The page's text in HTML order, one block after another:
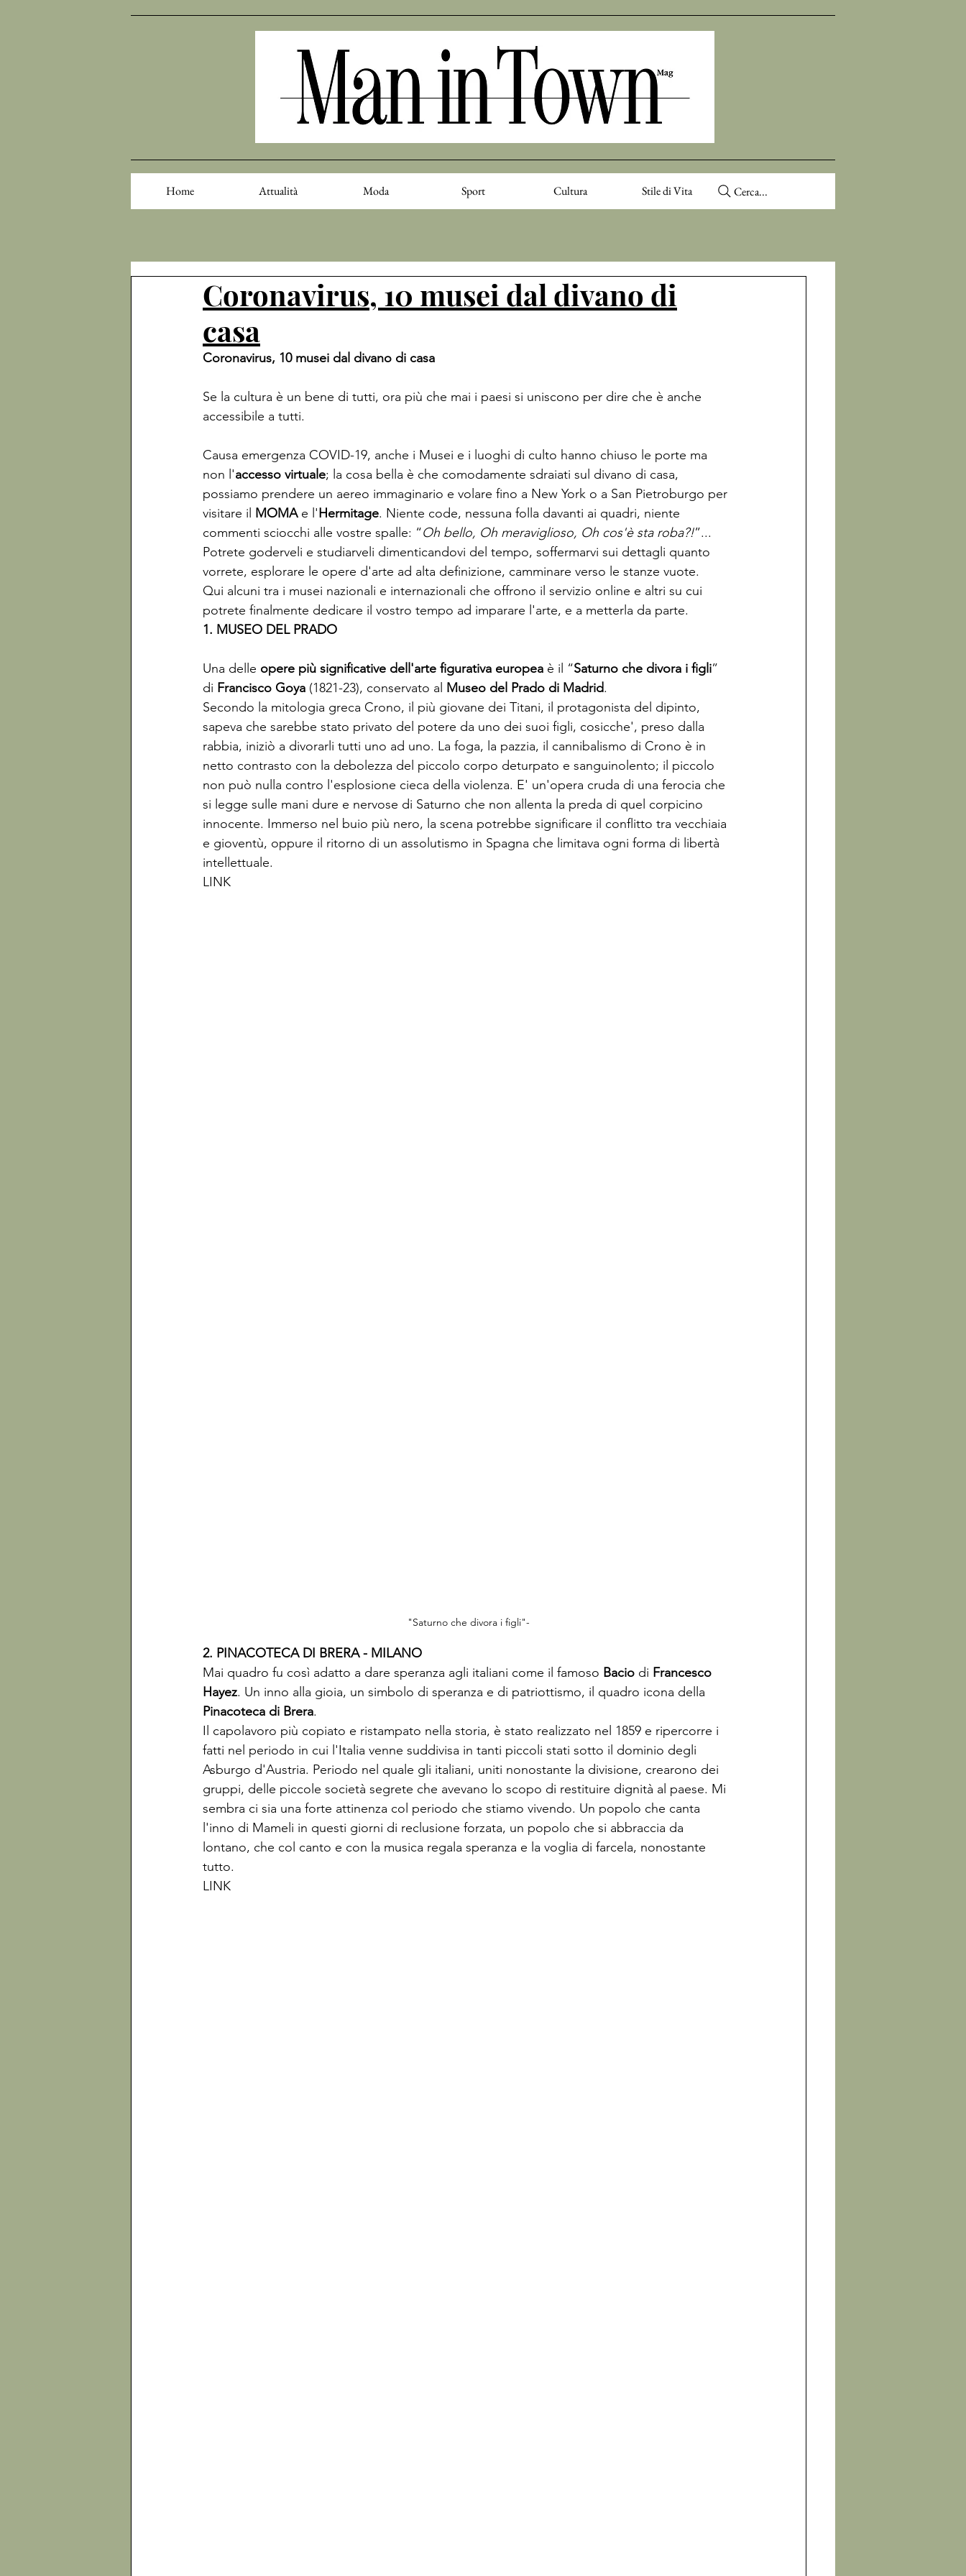
Home Attualità Moda Sport Cultura Stile di Vita Cerca...
Coronavirus, 10 musei dal divano di
casa
Coronavirus, 10 musei dal divano di casa
Se la cultura è un bene di tutti, ora più che mai i paesi si uniscono per dire che è anche
accessibile a tutti.
Causa emergenza COVID-19, anche i Musei e i luoghi di culto hanno chiuso le porte ma
non l'accesso virtuale; la cosa bella è che comodamente sdraiati sul divano di casa,
possiamo prendere un aereo immaginario e volare fino a New York o a San Pietroburgo per
visitare il MOMA e l'Hermitage. Niente code, nessuna folla davanti ai quadri, niente
commenti sciocchi alle vostre spalle: “Oh bello, Oh meraviglioso, Oh cos'è sta roba?!”...
Potrete goderveli e studiarveli dimenticandovi del tempo, soffermarvi sui dettagli quanto
vorrete, esplorare le opere d'arte ad alta definizione, camminare verso le stanze vuote.
Qui alcuni tra i musei nazionali e internazionali che offrono il servizio online e altri su cui
potrete finalmente dedicare il vostro tempo ad imparare l'arte, e a metterla da parte.
1. MUSEO DEL PRADO
Una delle opere più significative dell'arte figurativa europea è il “Saturno che divora i figli”
di Francisco Goya (1821-23), conservato al Museo del Prado di Madrid.
Secondo la mitologia greca Crono, il più giovane dei Titani, il protagonista del dipinto,
sapeva che sarebbe stato privato del potere da uno dei suoi figli, cosicche', preso dalla
rabbia, iniziò a divorarli tutti uno ad uno. La foga, la pazzia, il cannibalismo di Crono è in
netto contrasto con la debolezza del piccolo corpo deturpato e sanguinolento; il piccolo
non può nulla contro l'esplosione cieca della violenza. E' un'opera cruda di una ferocia che
si legge sulle mani dure e nervose di Saturno che non allenta la preda di quel corpicino
innocente. Immerso nel buio più nero, la scena potrebbe significare il conflitto tra vecchiaia
e gioventù, oppure il ritorno di un assolutismo in Spagna che limitava ogni forma di libertà
intellettuale.
LINK
"Saturno che divora i figli"-
2. PINACOTECA DI BRERA - MILANO
Mai quadro fu così adatto a dare speranza agli italiani come il famoso Bacio di Francesco
Hayez. Un inno alla gioia, un simbolo di speranza e di patriottismo, il quadro icona della
Pinacoteca di Brera.
Il capolavoro più copiato e ristampato nella storia, è stato realizzato nel 1859 e ripercorre i
fatti nel periodo in cui l'Italia venne suddivisa in tanti piccoli stati sotto il dominio degli
Asburgo d'Austria. Periodo nel quale gli italiani, uniti nonostante la divisione, crearono dei
gruppi, delle piccole società segrete che avevano lo scopo di restituire dignità al paese. Mi
sembra ci sia una forte attinenza col periodo che stiamo vivendo. Un popolo che canta
l'inno di Mameli in questi giorni di reclusione forzata, un popolo che si abbraccia da
lontano, che col canto e con la musica regala speranza e la voglia di farcela, nonostante
tutto.
LINK